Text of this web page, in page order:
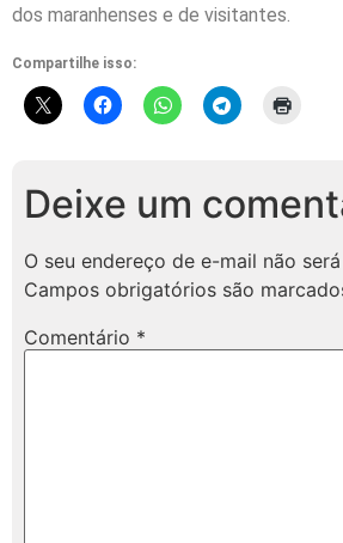
dos maranhenses e de visitantes.
Compartilhe isso:
Deixe um
O seu endereço de e-mail não
Campos obrigatórios são
Comentário *